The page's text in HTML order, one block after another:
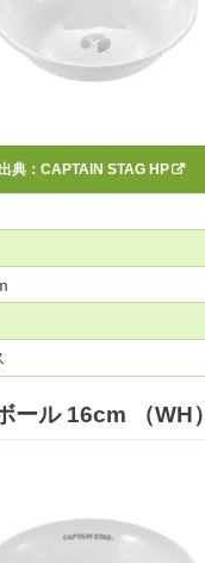
典： CAPTAIN STAG HP
ール 16cm （WH）